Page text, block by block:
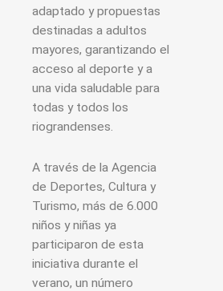
adaptado y propuestas
destinadas a adultos
mayores, garantizando el
acceso al deporte y a
una vida saludable para
todas y todos los
riograndenses.
A través de la Agencia
de Deportes, Cultura y
Turismo, más de 6.000
niños y niñas ya
participaron de esta
iniciativa durante el
verano, un número